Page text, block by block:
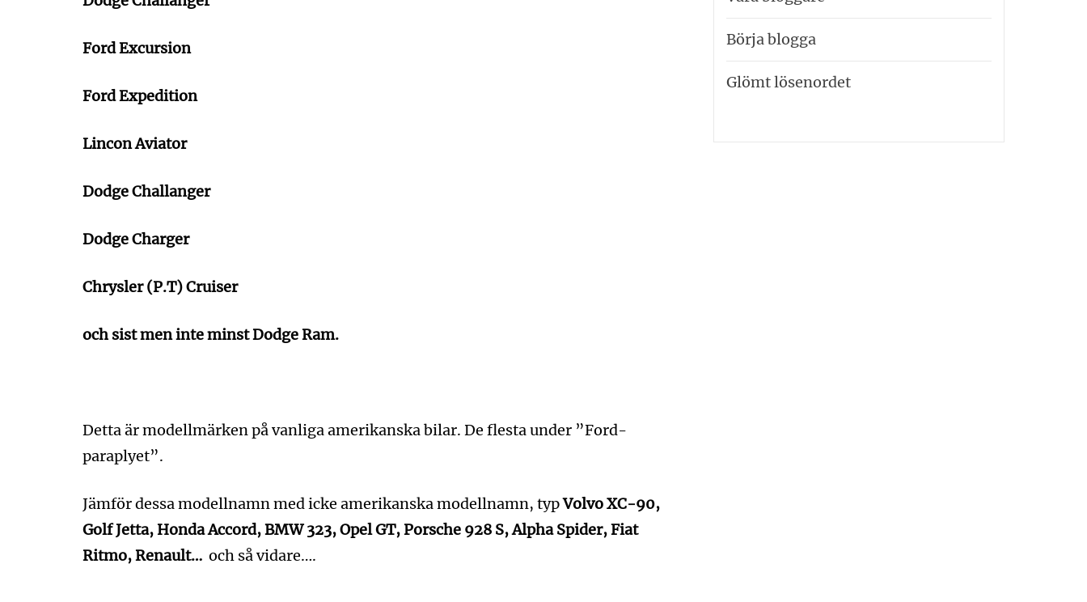
Ford Excursion
Ford Expedition
Lincon Aviator
Dodge Challanger
Dodge Charger
Chrysler (P.T) Cruiser
och sist men inte minst Dodge Ram.
Detta är modellmärken på vanliga amerikanska bilar. De flesta under ”Ford-
paraplyet”.
Jämför dessa modellnamn med icke amerikanska modellnamn, typVolvo XC-90,
Golf Jetta, Honda Accord, BMW 323, Opel GT, Porsche 928 S, Alpha Spider, Fiat
Ritmo, Renault… och så vidare….
Börja blogga
Glömt lösenordet